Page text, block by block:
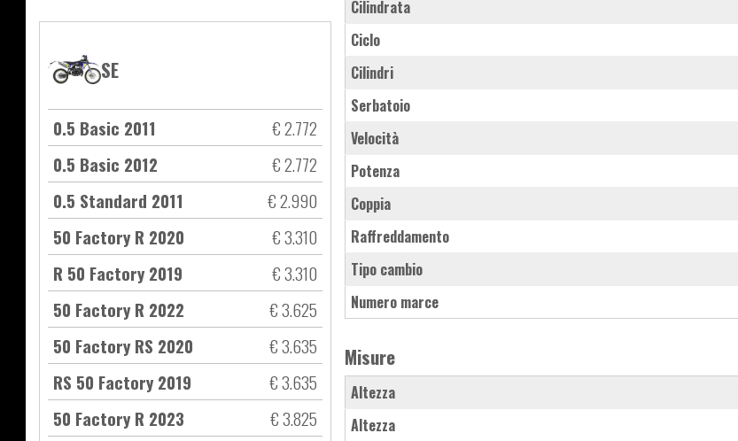
SE
0.5 Basic 2011
€ 2.772
0.5 Basic 2012
€ 2.772
0.5 Standard 2011
€ 2.990
50 Factory R 2020
€ 3.310
R 50 Factory 2019
€ 3.310
50 Factory R 2022
€ 3.625
50 Factory RS 2020
€ 3.635
RS 50 Factory 2019
€ 3.635
50 Factory R 2023
€ 3.825
Cilindrata
Ciclo
Cilindri
Serbatoio
Velocità
Potenza
Coppia
Raffreddamento
Tipo cambio
Numero marce
Misure
Altezza
Altezza